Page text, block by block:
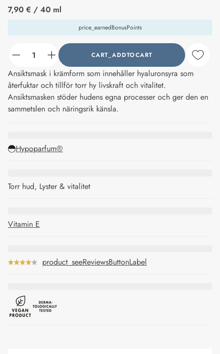
price_label
7,90 € / 40 ml
price_earnedBonusPoints
counter_current CART_ADDTOCART
Ansiktsmask i krämform som innehåller hyaluronsyra som
återfuktar och tillför torr hy livskraft och vitalitet.
Ansiktsmasken stöder hudens egna processer och ger den en
sammetslen och näringsrik känsla.
Hypoparfum®
Torr hud, Lyster & vitalitet
Vitamin E
product_seeReviewsButtonLabel